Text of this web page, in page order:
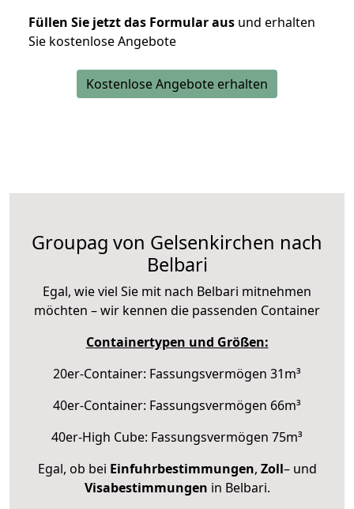
Füllen Sie jetzt das Formular aus und erhalten
Sie kostenlose Angebote
Kostenlose Angebote erhalten
Groupag von Gelsenkirchen nach
Belbari
Egal, wie viel Sie mit nach Belbari mitnehmen
möchten – wir kennen die passenden Container
Containertypen und Größen:
20er-Container: Fassungsvermögen 31m³
40er-Container: Fassungsvermögen 66m³
40er-High Cube: Fassungsvermögen 75m³
Egal, ob bei Einfuhrbestimmungen, Zoll– und
Visabestimmungen in Belbari.